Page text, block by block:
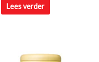
Lees verder